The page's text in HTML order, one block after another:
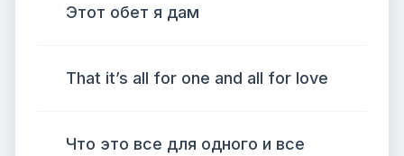
Этот обет я дам
That it’s all for one and all for love
Что это все для одного и все